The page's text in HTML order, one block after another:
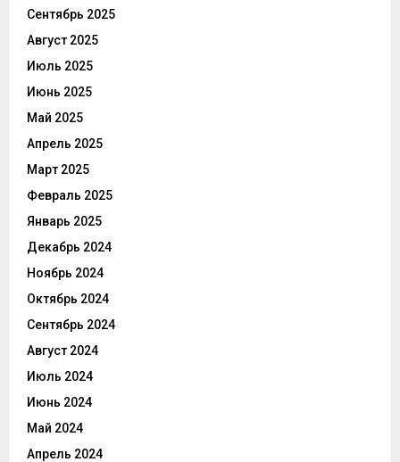
Сентябрь 2025
Август 2025
Июль 2025
Июнь 2025
Май 2025
Апрель 2025
Март 2025
Февраль 2025
Январь 2025
Декабрь 2024
Ноябрь 2024
Октябрь 2024
Сентябрь 2024
Август 2024
Июль 2024
Июнь 2024
Май 2024
Апрель 2024